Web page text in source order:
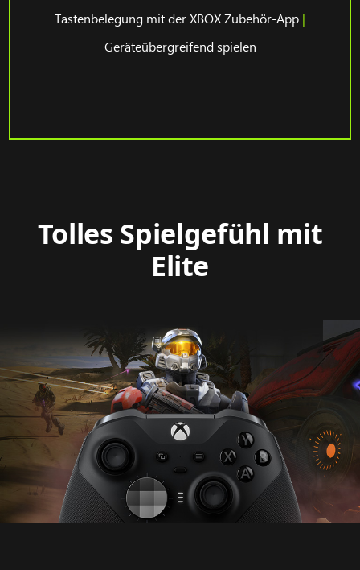
Tastenbelegung mit der XBOX Zubehör-App |
Geräteübergreifend spielen
Tolles Spielgefühl mit
Elite